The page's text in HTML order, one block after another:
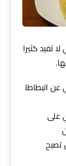
تفيد كثيرا
عن البطاطا
على
تصبح